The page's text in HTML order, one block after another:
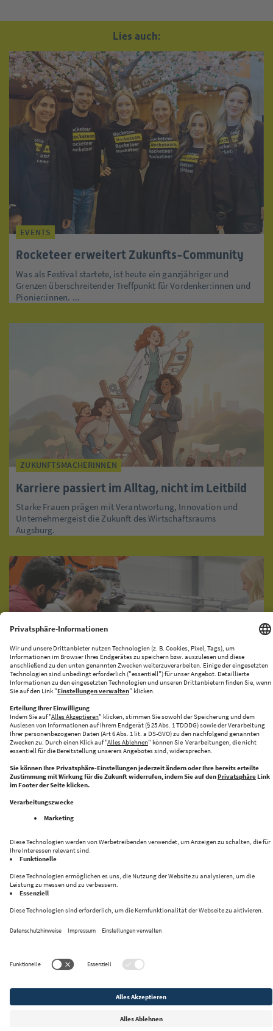
Lies auch:
EVENTS
Rocketeer erweitert Zukunfts-Community
Was als Festival startete, ist heute ein ganzjähriger und
Grenzen überschreitender Treffpunkt für Vordenker:innen und
Pionier:innen. ...
ZUKUNFTSMACHERINNEN
Karriere passiert im Alltag, nicht im Leitbild
Starke Frauen prägen mit Verantwortung, Innovation und
Unternehmergeist die Zukunft des Wirtschaftsraums
Augsburg.
KI-PRODUKATIONSNETZWERK
CENTRE FOR FUTURE PRODUCTION
Halle 43 bringt Innovation und Industrie zusammen
Datenschutz Impressum Kontakt